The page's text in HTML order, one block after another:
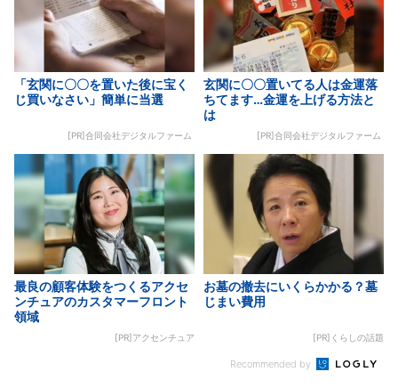
「玄関に〇〇を置いた後に宝く
じ買いなさい」簡単に当選
[PR]合同会社デジタルファーム
玄関に〇〇置いてる人は金運落
ちてます…金運を上げる方法と
は
[PR]合同会社デジタルファーム
最良の顧客体験をつくるアクセ
ンチュアのカスタマーフロント
領域
[PR]アクセンチュア
お墓の撤去にいくらかかる？墓
じまい費用
[PR]くらしの話題
Recommended by